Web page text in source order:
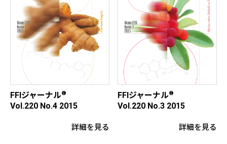
FFIジャーナル®
Vol.220 No.4 2015
詳細を見る
FFIジャーナル®
Vol.220 No.3 2015
詳細を見る